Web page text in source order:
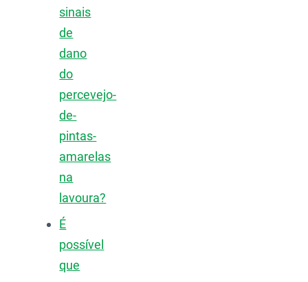
sinais
de
dano
do
percevejo-
de-
pintas-
amarelas
na
lavoura?
É
possível
que